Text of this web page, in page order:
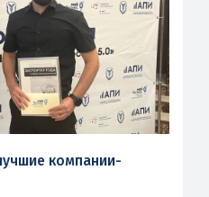
компании-